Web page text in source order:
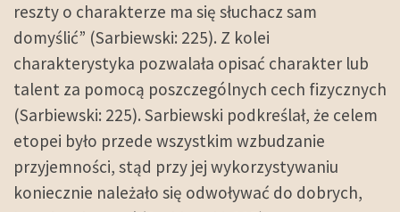
reszty o charakterze ma się słuchacz sam
domyślić” (Sarbiewski: 225). Z kolei
charakterystyka pozwalała opisać charakter lub
talent za pomocą poszczególnych cech fizycznych
(Sarbiewski: 225). Sarbiewski podkreślał, że celem
etopei było przede wszystkim wzbudzanie
przyjemności, stąd przy jej wykorzystywaniu
koniecznie należało się odwoływać do dobrych,